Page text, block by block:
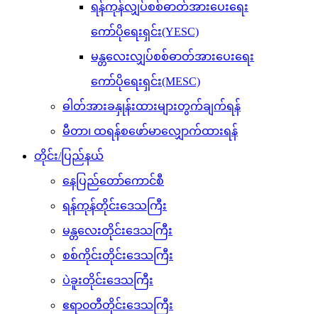
ရန်ကုန်လျှပ်စစ်ဓာတ်အားပေးရေး
ကော်ပိုရေးရှင်း(YESC)
မန္တလေးလျှပ်စစ်ဓာတ်အားပေးရေး
ကော်ပိုရေးရှင်း(MESC)
ဓါတ်အားခနှုန်းထားများတွက်ချက်ရန်
မီတာ၊ ထရန်စဖော်မာလျှောက်ထားရန်
တိုင်း/ပြည်နယ်
နေပြည်တော်ကောင်စီ
ရန်ကုန်တိုင်းဒေသကြီး
မန္တလေးတိုင်းဒေသကြီး
စစ်ကိုင်းတိုင်းဒေသကြီး
ပဲခူးတိုင်းဒေသကြီး
ဧရာ၀တီတိုင်းဒေသကြီး